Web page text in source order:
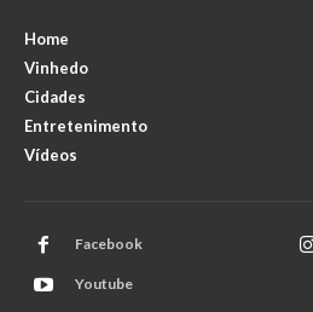
Home
Vinhedo
Cidades
Entretenimento
Vídeos
Facebook
Youtube